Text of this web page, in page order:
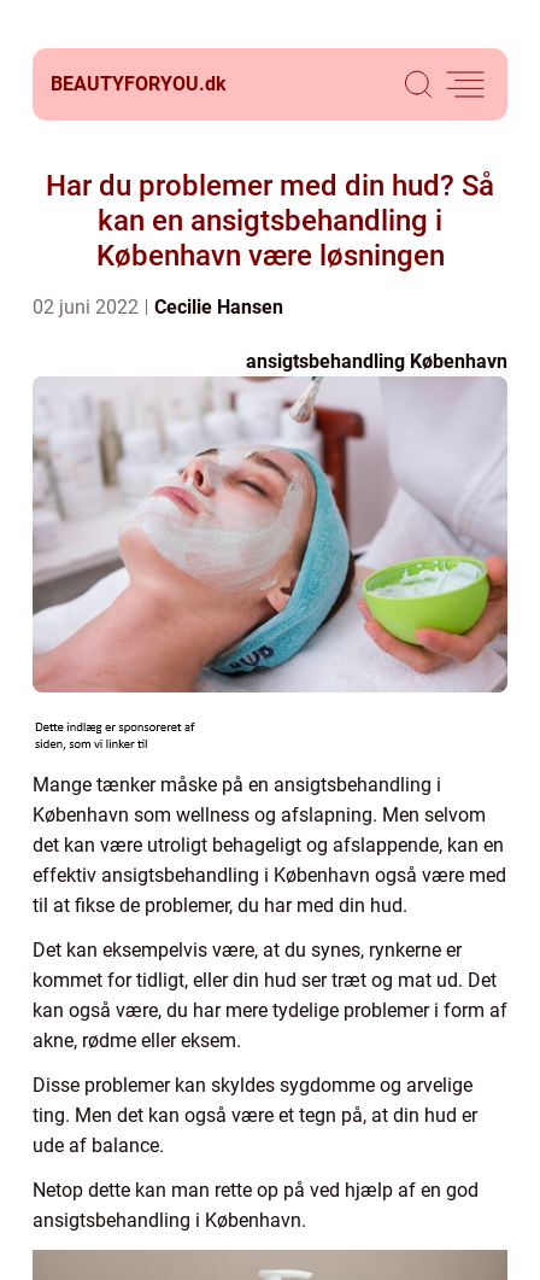
BEAUTYFORYOU.dk
Har du problemer med din hud? Så
kan en ansigtsbehandling i
København være løsningen
02 juni 2022 Cecilie Hansen
ansigtsbehandling København
Mange tænker måske på en ansigtsbehandling i
København som wellness og afslapning. Men selvom
det kan være utroligt behageligt og afslappende, kan en
effektiv ansigtsbehandling i København også være med
til at fikse de problemer, du har med din hud.
Det kan eksempelvis være, at du synes, rynkerne er
kommet for tidligt, eller din hud ser træt og mat ud. Det
kan også være, du har mere tydelige problemer i form af
akne, rødme eller eksem.
Disse problemer kan skyldes sygdomme og arvelige
ting. Men det kan også være et tegn på, at din hud er
ude af balance.
Netop dette kan man rette op på ved hjælp af en god
ansigtsbehandling i København.